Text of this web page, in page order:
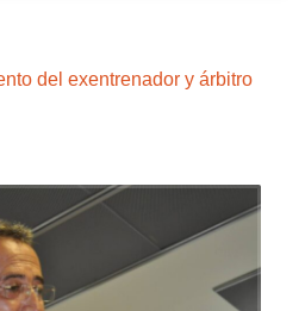
del exentrenador y árbitro